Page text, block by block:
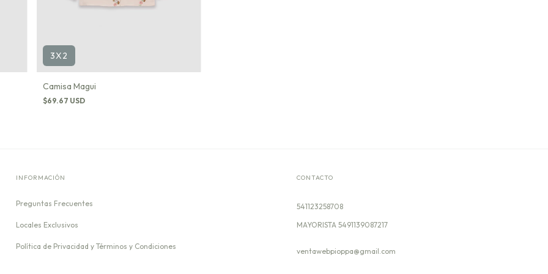
3X2
Camisa Magui
$69.67 USD
INFORMACIÓN
Preguntas Frecuentes
Locales Exclusivos
Política de Privacidad y Términos y Condiciones
CONTACTO
541123258708
ventawebpioppa@gmail.com